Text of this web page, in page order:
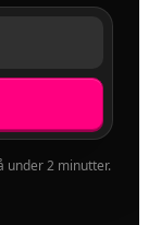
under 2 minutter.